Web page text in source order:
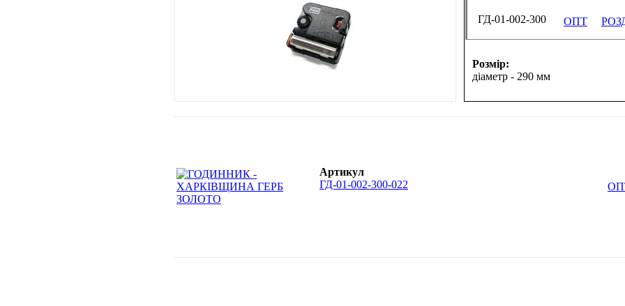
ГД-01-002-300 ОПТ
Розмір:
діаметр - 290 мм
Артикул
ГД-01-002-300-022